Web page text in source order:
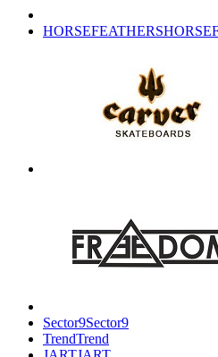
HORSEFEATHERS
Sector9Sector9
TrendTrend